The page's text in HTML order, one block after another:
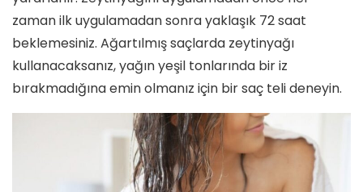
zaman ilk uygulamadan sonra yaklaşık 72 saat
beklemesiniz. Ağartılmış saçlarda zeytinyağı
kullanacaksanız, yağın yeşil tonlarında bir iz
bırakmadığına emin olmanız için bir saç teli deneyin.